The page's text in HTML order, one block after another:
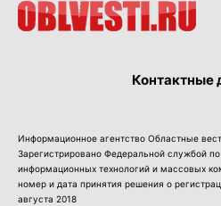
Контактные
Информационное агентство Областные
Зарегистрировано Федеральной службой
информационных технологий и массовых
номер и дата принятия решения о
августа 2018